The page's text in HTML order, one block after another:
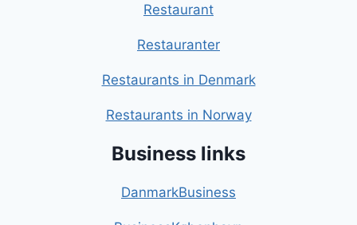
Restaurant
Restauranter
Restaurants in Denmark
Restaurants in Norway
Business links
DanmarkBusiness